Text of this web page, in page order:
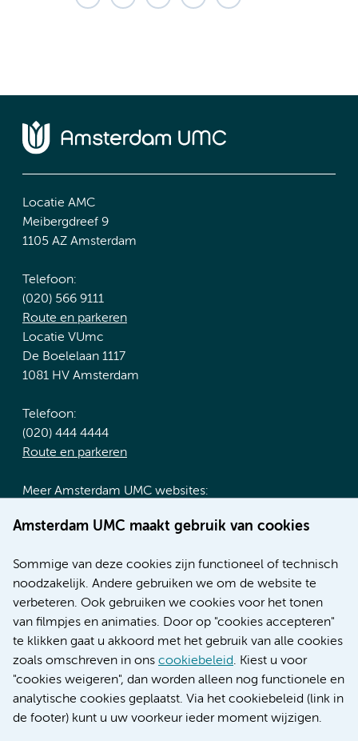
Amsterdam UMC maakt gebruik van cookies
Sommige van deze cookies zijn functioneel of technisch
noodzakelijk. Andere gebruiken we om de website te
verbeteren. Ook gebruiken we cookies voor het tonen
van filmpjes en animaties. Door op "cookies accepteren"
te klikken gaat u akkoord met het gebruik van alle cookies
zoals omschreven in ons cookiebeleid. Kiest u voor
"cookies weigeren", dan worden alleen nog functionele en
analytische cookies geplaatst. Via het cookiebeleid (link in
de footer) kunt u uw voorkeur ieder moment wijzigen.
Locatie AMC
Meibergdreef 9
1105 AZ Amsterdam
Telefoon:
(020) 566 9111
Route en parkeren
Locatie VUmc
De Boelelaan 1117
1081 HV Amsterdam
Telefoon:
(020) 444 4444
Route en parkeren
Meer Amsterdam UMC websites:
Werken bij Amsterdam UMC
Nieuws
Research
Educatie locatie AMC
Educatie locatie VUmc
Verwijzen & diagnostiek